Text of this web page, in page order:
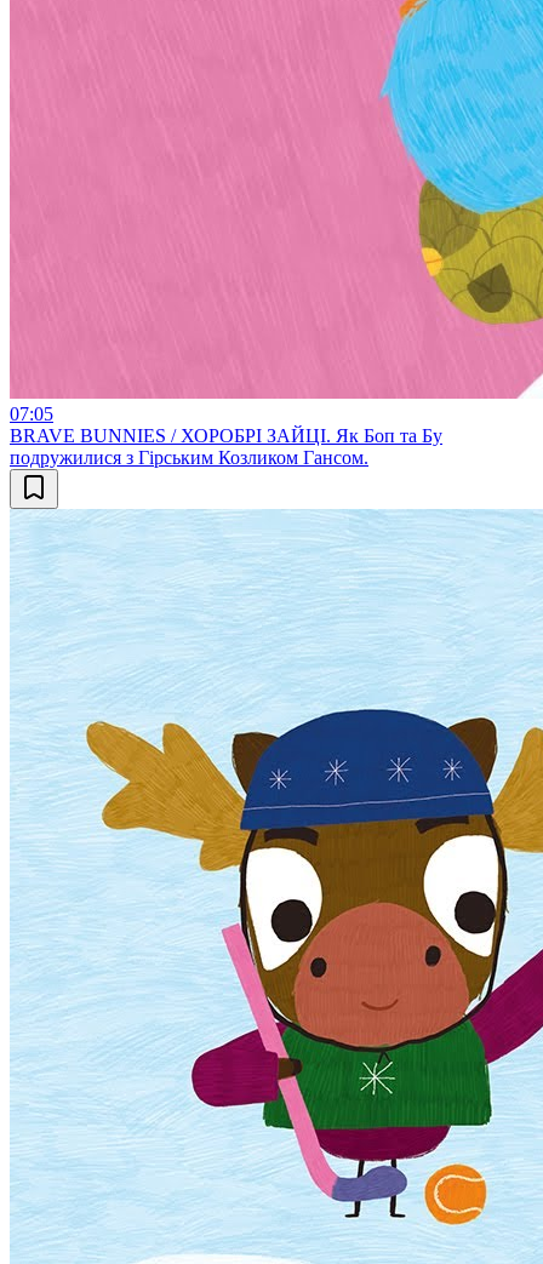
07:05
BRAVE BUNNIES / ХОРОБРІ ЗАЙЦІ. Як Боп та Бу
подружилися з Гірським Козликом Гансом.